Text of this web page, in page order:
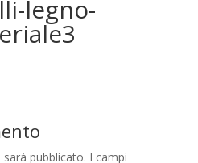
legno-
pubblicato. I campi